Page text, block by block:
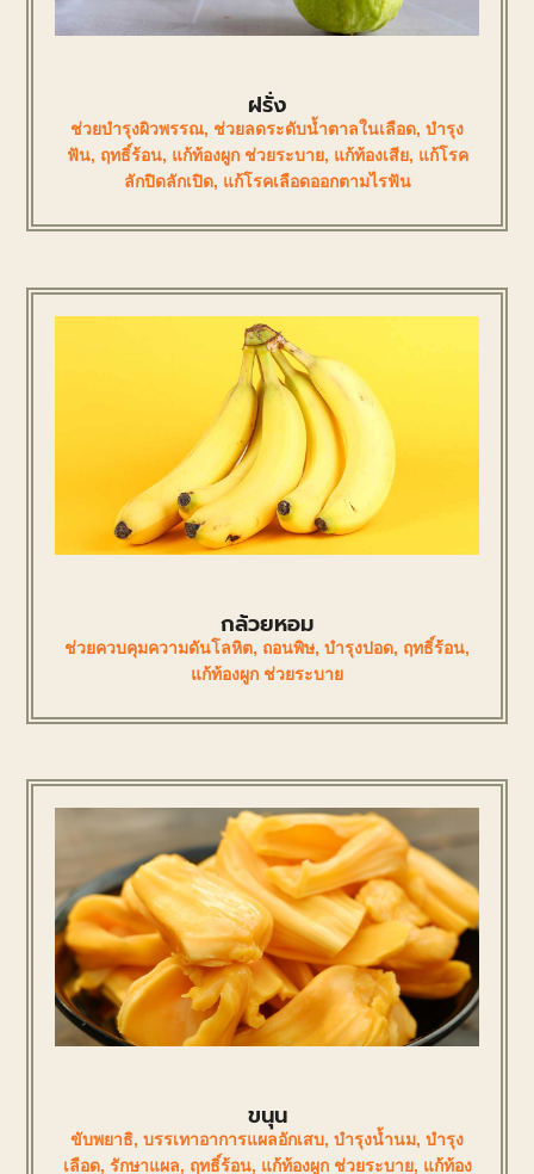
ฝรั่ง
ช่วยบำรุงผิวพรรณ, ช่วยลดระดับน้ำตาลในเลือด, บำรุง
ฟัน, ฤทธิ์ร้อน, แก้ท้องผูก ช่วยระบาย, แก้ท้องเสีย, แก้โรค
ลักปิดลักเปิด, แก้โรคเลือดออกตามไรฟัน
กล้วยหอม
ช่วยควบคุมความดันโลหิต, ถอนพิษ, บำรุงปอด, ฤทธิ์ร้อน,
แก้ท้องผูก ช่วยระบาย
ขนุน
ขับพยาธิ, บรรเทาอาการแผลอักเสบ, บำรุงน้ำนม, บำรุง
เลือด, รักษาแผล, ฤทธิ์ร้อน, แก้ท้องผูก ช่วยระบาย, แก้ท้อง